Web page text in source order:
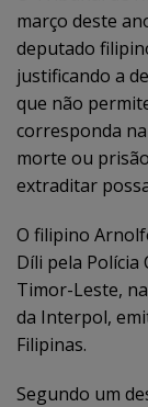
março deste
deputado
justificando a
que não
corresponda
morte ou
extraditar
O filipino
Díli pela Polícia
Timor-Leste,
da Interpol,
Filipinas.
Segundo um